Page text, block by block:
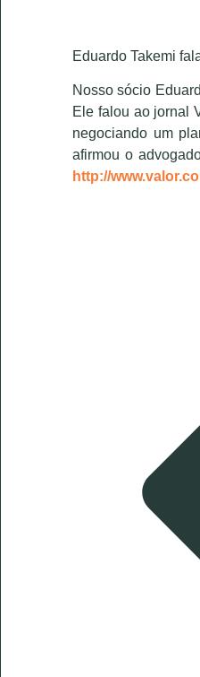
Eduardo Takemi
Nosso sócio
Ele falou ao jornal
negociando um
afirmou o
http://